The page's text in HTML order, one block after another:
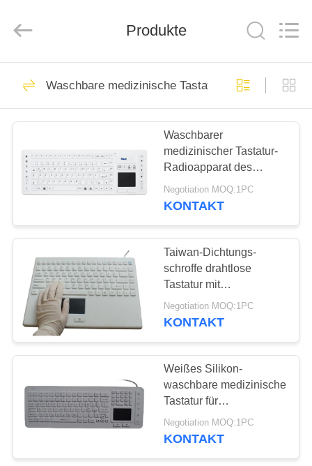
HAUS
PRODUKTE
ÜBER
UNS
FABRIK-
AUSFLUG
QUALITÄTSKONTROLLE
TRETEN
SIE
MIT
UNS
VERBINDUNG
Copyright
industrialkeyboardmouse.com.
Reserved.
Industrielle Tastatur-
Industrielle
Tastaturen Metall
21
Industrielle
drahtlose Tastatur
Produkte
Waschbare medizinische Tastatur
Waschbarer
medizinischer Tastatur-
Radioapparat des
Multimedia-NEMA4 mit
errichtet in der
Negotiation MOQ:1PC
KONTAKT
Taiwan-Dichtungs-
schroffe drahtlose
Tastatur mit
Berührungsfläche,
Laptop-waschbare
Negotiation MOQ:1PC
KONTAKT
Weißes Silikon-
waschbare medizinische
Tastatur für
Krankenhaus-Möbel-
Blau-Farbe
Negotiation MOQ:1PC
KONTAKT